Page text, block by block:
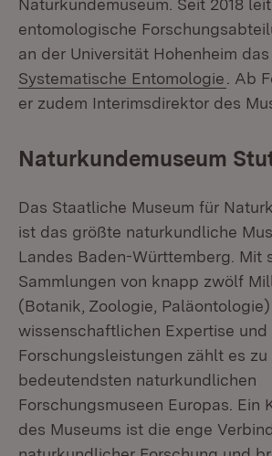
Naturkundemuseum. Seit 2018
entomologische
an der Universität Hohenheim das
Systematische Entomologie
. Ab
er zudem Interimsdirektor des
Naturkundemuseum
Das Staatliche Museum für
ist das größte naturkundliche
Landes Baden-Württemberg. Mit
Sammlungen von knapp zwölf
(Botanik, Zoologie,
wissenschaftlichen Expertise und
Forschungsleistungen zählt es zu
bedeutendsten naturkundlichen
Forschungsmuseen Europas. Ein
des Museums ist die enge